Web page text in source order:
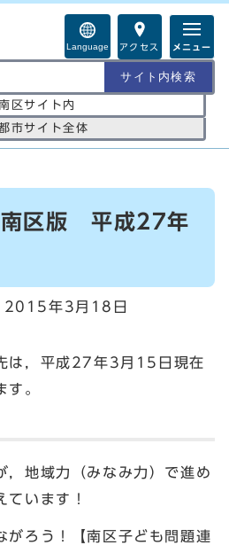
Language アクセス メニュー
区サイト内
市サイト全体
南区版 平成27年
2015年3月18日
は，平成27年3月15日現在
す。
，地域力（みなみ力）で進め
ています！
ろう！【南区子ども問題連